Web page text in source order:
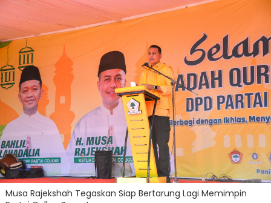
Musa Rajekshah Tegaskan Siap Bertarung Lagi Memimpin